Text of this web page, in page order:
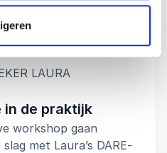
die laten zien dat
omgevingen kan
en plezier
te geven in werk en
Volgende
Afspelen
LAURA
in de praktijk
workshop gaan
met Laura’s DARE-